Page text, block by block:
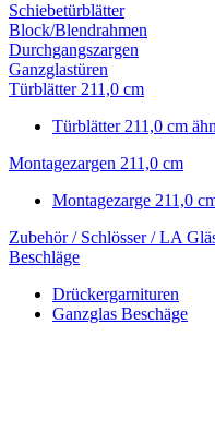
Schiebetürblätter
Block/Blendrahmen
Durchgangszargen
Ganzglastüren
Türblätter 211,0 cm
Türblätter 211,0 cm
Montagezargen 211,0 cm
Montagezarge 211,0
Zubehör / Schlösser / LA
Beschläge
Drückergarnituren
Ganzglas Beschäge